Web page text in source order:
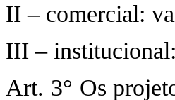
II – comercial:
III –
Art. 3° Os